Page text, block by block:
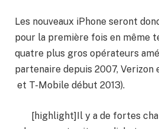
Les nouveaux iPhone seront
pour la première fois en même
quatre plus gros opérateurs
partenaire depuis 2007, Verizon
et T-Mobile début 2013).
[highlight]Il y a de fortes